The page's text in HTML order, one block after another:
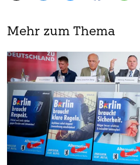
Mehr zum Thema